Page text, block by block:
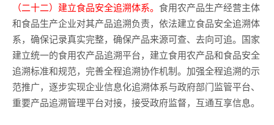
（二十二）建立食品安全追溯体系。 食用农产品生产经营主体
和食品生产企业对其产品追溯负责，依法建立食品安全追溯体
系，确保记录真实完整，确保产品来源可查、去向可追。国家
建立统一的食用农产品追溯平台，建立食用农产品和食品安全
追溯标准和规范，完善全程追溯协作机制。加强全程追溯的示
范推广，逐步实现企业信息化追溯体系与政府部门监管平台、
重要产品追溯管理平台对接，接受政府监督，互通互享信息。